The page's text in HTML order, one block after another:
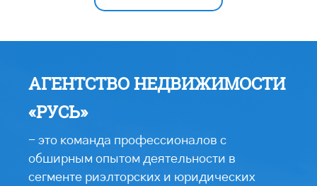
АГЕНТСТВО НЕДВИЖИМОСТИ
«РУСЬ»
- это команда профессионалов с
обширным опытом деятельности в
сегменте риэлторских и юридических